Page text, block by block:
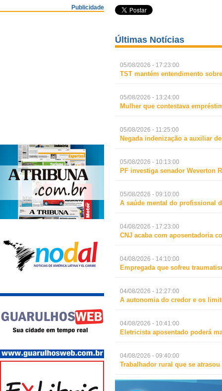
Publicidade
Últimas Notícias
05/08/2026 - 17:23:00
TST mantém entendimento
05/08/2026 - 13:24:00
Mulher que contestava
05/08/2026 - 11:25:00
Negada indenização a auxiliar
05/08/2026 - 10:13:00
PF investiga senador Weverton
05/08/2026 - 09:10:00
A saúde mental do profissional
04/08/2026 - 17:23:00
CNJ acaba com aposentadoria
04/08/2026 - 14:10:00
Empregada que sofreu
04/08/2026 - 12:27:00
A autonomia do credor e os
04/08/2026 - 10:41:00
Eletricista aposentado poderá
04/08/2026 - 09:40:00
Trabalhador rural que se